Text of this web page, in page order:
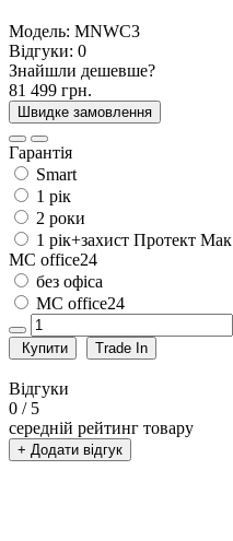
Модель: MNWC3
Відгуки: 0
Знайшли дешевше?
81 499 грн.
Швидке замовлення
Гарантія
Smart
1 рік
2 роки
1 рік+захист Протект Мак
MC office24
без офіса
MC office24
Купити Trade In
Відгуки
0 / 5
середній рейтинг товару
+ Додати відгук